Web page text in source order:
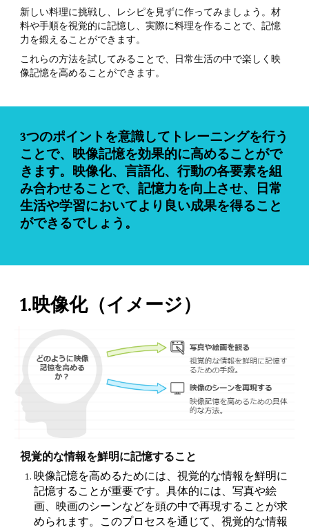
新しい料理に挑戦し、レシピを見ずに作ってみましょう。材
料や手順を視覚的に記憶し、実際に料理を作ることで、記憶
力を鍛えることができます。
これらの方法を試してみることで、日常生活の中で楽しく映
像記憶を高めることができます。
3つのポイントを意識してトレーニングを行う
ことで、映像記憶を効果的に高めることがで
きます。映像化、言語化、行動の各要素を組
み合わせることで、記憶力を向上させ、日常
生活や学習においてより良い成果を得ること
ができるでしょう。
1.映像化（イメージ）
視覚的な情報を鮮明に記憶すること
映像記憶を高めるためには、視覚的な情報を鮮明に
記憶することが重要です。具体的には、写真や絵
画、映画のシーンなどを頭の中で再現することが求
められます。このプロセスを通じて、視覚的な情報